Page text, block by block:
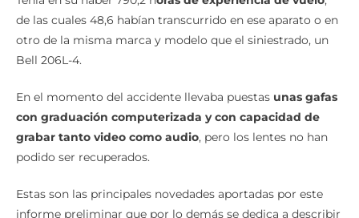
de las cuales 48,6 habían transcurrido en ese aparato o en
otro de la misma marca y modelo que el siniestrado, un
Bell 206L-4.
En el momento del accidente llevaba puestas unas gafas
con graduación computerizada y con capacidad de
grabar tanto video como audio, pero los lentes no han
podido ser recuperados.
Estas son las principales novedades aportadas por este
informe preliminar que por lo demás se dedica a describir